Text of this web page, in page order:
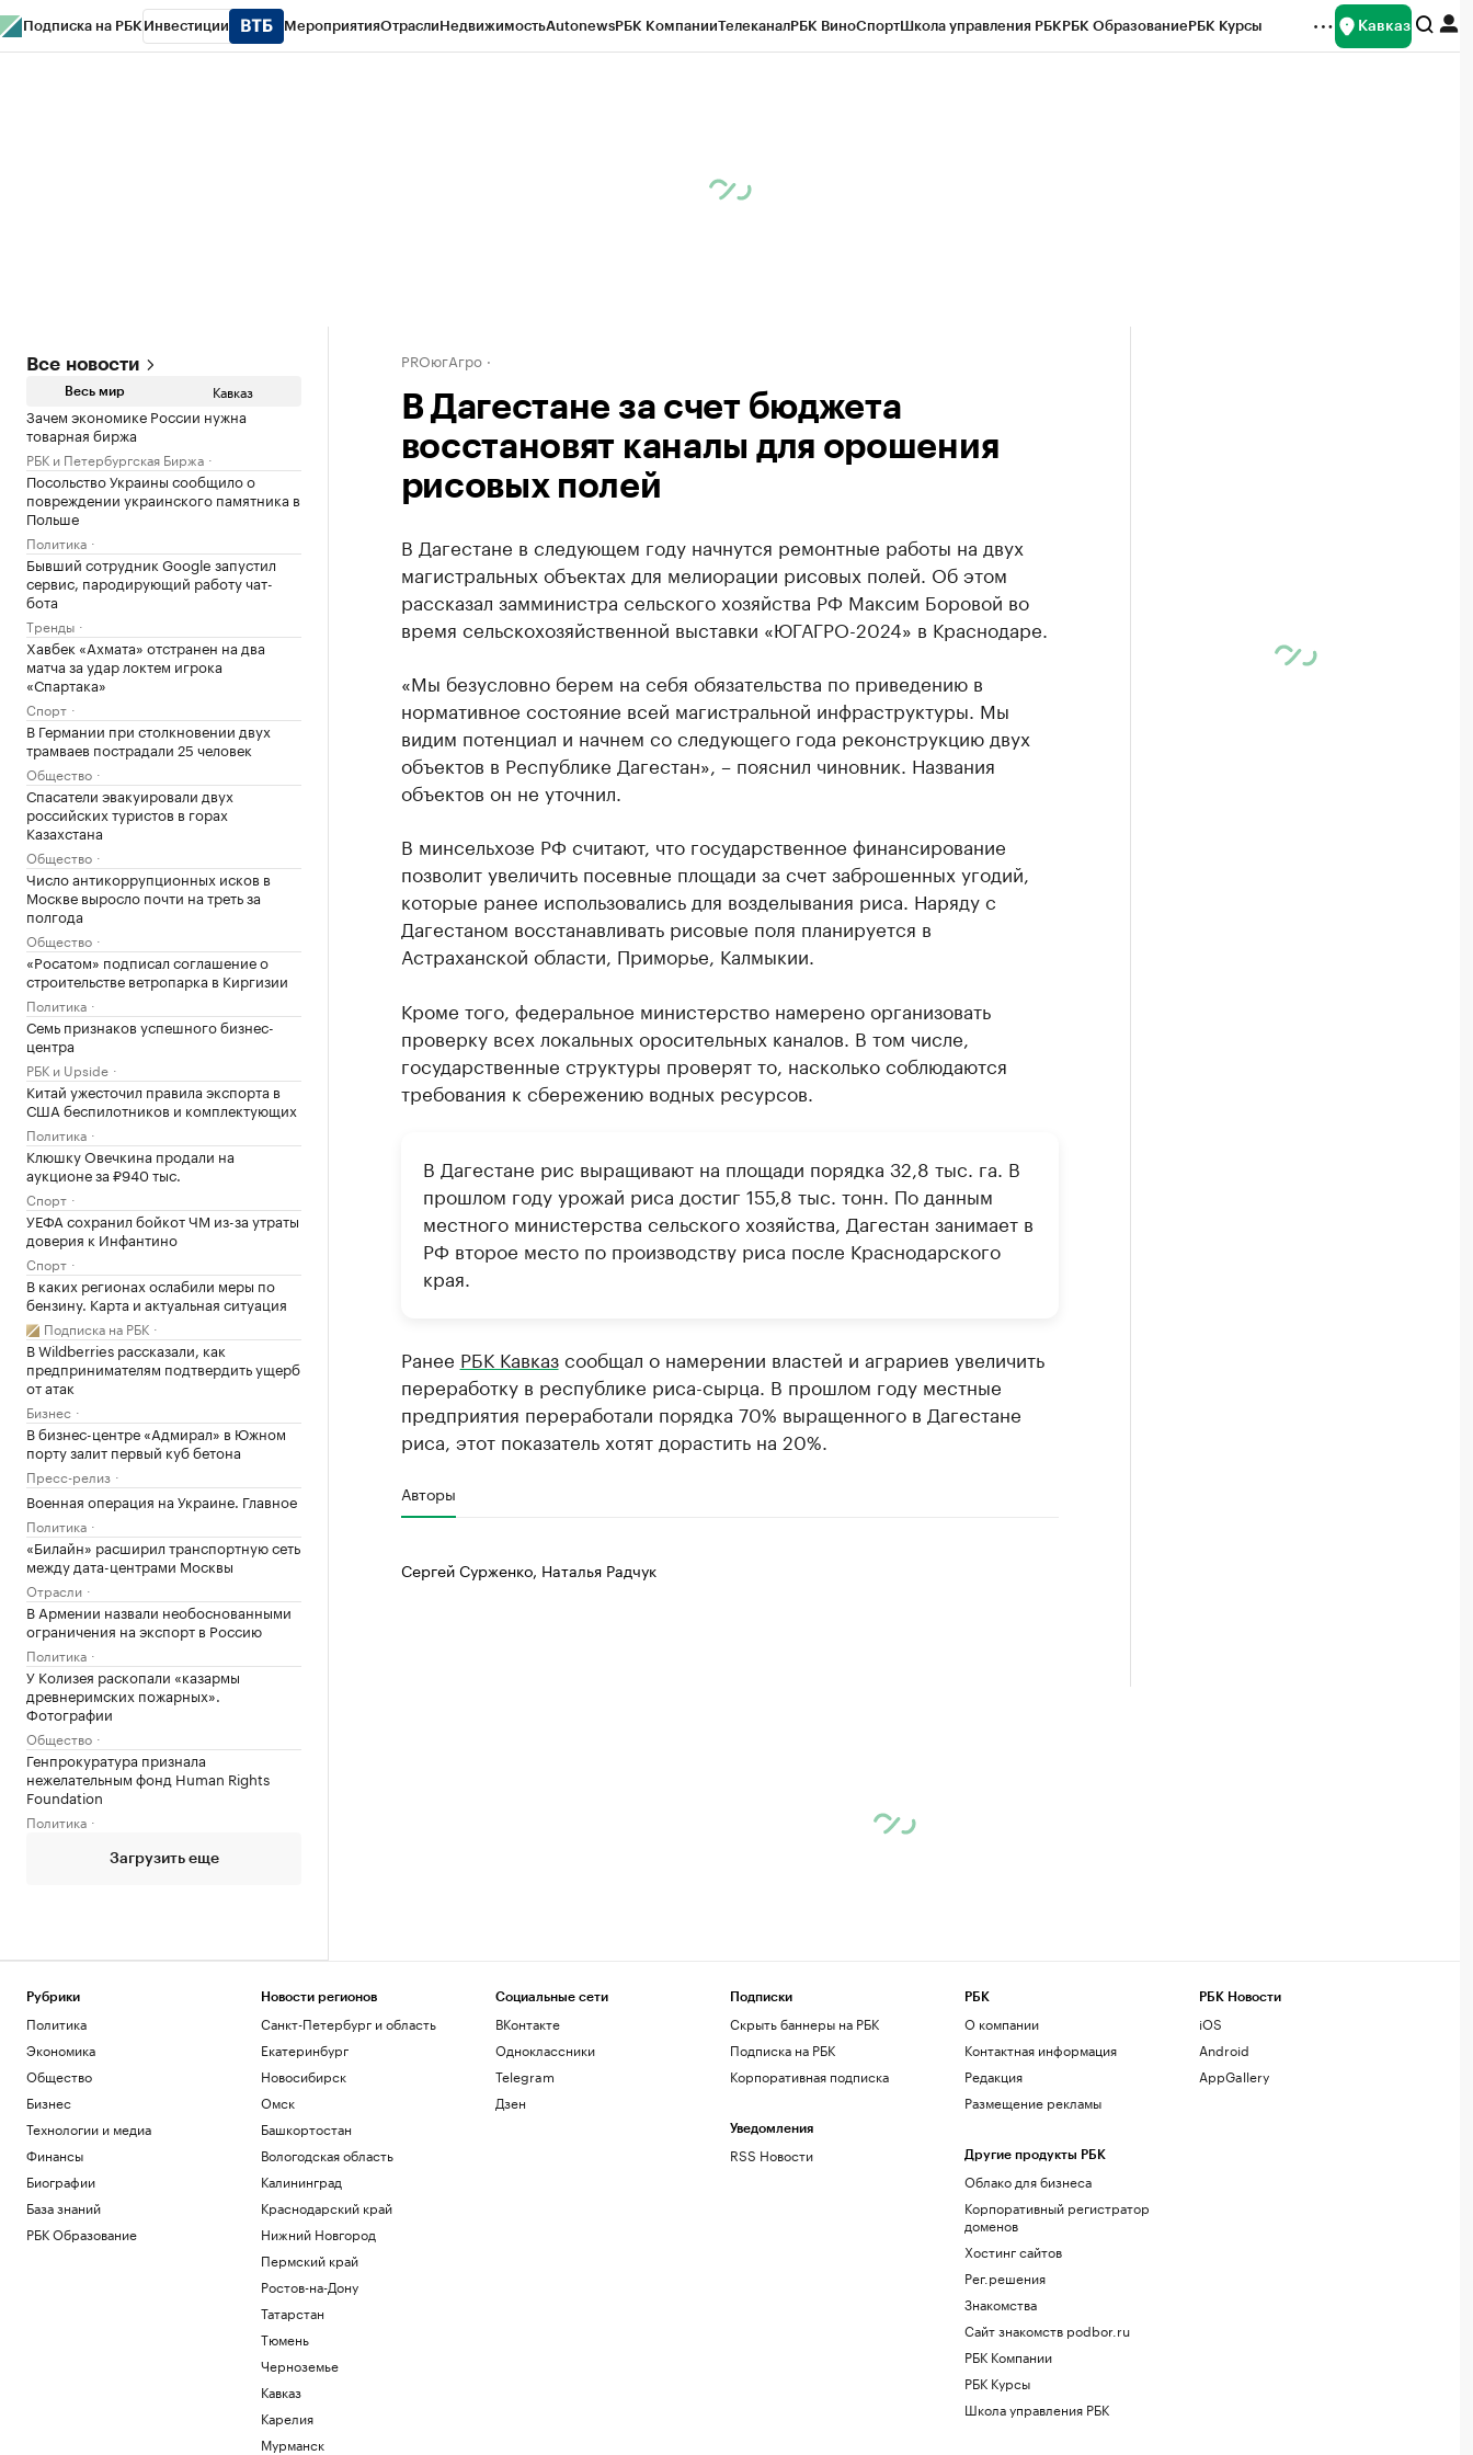
Подписка на РБК Инвестиции МероприятияОтраслиНедвижимостьAutonewsРБК КомпанииТелеканалРБК ВиноСпортШкола управления РБКРБК ОбразованиеРБК Курсы Кавказ
Все новости
Весь мир Кавказ
Зачем экономике России нужна
товарная биржа
РБК и Петербургская Биржа
Посольство Украины сообщило о
повреждении украинского памятника в
Польше
Политика
Бывший сотрудник Google запустил
сервис, пародирующий работу чат-
бота
Тренды
Хавбек «Ахмата» отстранен на два
матча за удар локтем игрока
«Спартака»
Спорт
В Германии при столкновении двух
трамваев пострадали 25 человек
Общество
Спасатели эвакуировали двух
российских туристов в горах
Казахстана
Общество
Число антикоррупционных исков в
Москве выросло почти на треть за
полгода
Общество
«Росатом» подписал соглашение о
строительстве ветропарка в Киргизии
Политика
Семь признаков успешного бизнес-
центра
РБК и Upside
Китай ужесточил правила экспорта в
США беспилотников и комплектующих
Политика
Клюшку Овечкина продали на
аукционе за ₽940 тыс.
Спорт
УЕФА сохранил бойкот ЧМ из-за утраты
доверия к Инфантино
Спорт
В каких регионах ослабили меры по
бензину. Карта и актуальная ситуация
Подписка на РБК
В Wildberries рассказали, как
предпринимателям подтвердить ущерб
от атак
Бизнес
В бизнес-центре «Адмирал» в Южном
порту залит первый куб бетона
Пресс-релиз
Военная операция на Украине. Главное
Политика
«Билайн» расширил транспортную сеть
между дата-центрами Москвы
Отрасли
В Армении назвали необоснованными
ограничения на экспорт в Россию
Политика
У Колизея раскопали «казармы
древнеримских пожарных».
Фотографии
Общество
Генпрокуратура признала
нежелательным фонд Human Rights
Foundation
Политика
Загрузить еще
PROюгАгро
В Дагестане за счет бюджета
восстановят каналы для орошения
рисовых полей
В Дагестане в следующем году начнутся ремонтные работы на двух
магистральных объектах для мелиорации рисовых полей. Об этом
рассказал замминистра сельского хозяйства РФ Максим Боровой во
время сельскохозяйственной выставки «ЮГАГРО-2024» в Краснодаре.
«Мы безусловно берем на себя обязательства по приведению в
нормативное состояние всей магистральной инфраструктуры. Мы
видим потенциал и начнем со следующего года реконструкцию двух
объектов в Республике Дагестан», – пояснил чиновник. Названия
объектов он не уточнил.
В минсельхозе РФ считают, что государственное финансирование
позволит увеличить посевные площади за счет заброшенных угодий,
которые ранее использовались для возделывания риса. Наряду с
Дагестаном восстанавливать рисовые поля планируется в
Астраханской области, Приморье, Калмыкии.
Кроме того, федеральное министерство намерено организовать
проверку всех локальных оросительных каналов. В том числе,
государственные структуры проверят то, насколько соблюдаются
требования к сбережению водных ресурсов.
В Дагестане рис выращивают на площади порядка 32,8 тыс. га. В
прошлом году урожай риса достиг 155,8 тыс. тонн. По данным
местного министерства сельского хозяйства, Дагестан занимает в
РФ второе место по производству риса после Краснодарского
края.
Ранее РБК Кавказсообщал о намерении властей и аграриев увеличить
переработку в республике риса-сырца. В прошлом году местные
предприятия переработали порядка 70% выращенного в Дагестане
риса, этот показатель хотят дорастить на 20%.
Авторы
Сергей Сурженко, Наталья Радчук
Рубрики
Политика
Экономика
Общество
Бизнес
Технологии и медиа
Финансы
Биографии
База знаний
РБК Образование
Новости регионов
Санкт-Петербург и область
Екатеринбург
Новосибирск
Омск
Башкортостан
Вологодская область
Калининград
Краснодарский край
Нижний Новгород
Пермский край
Ростов-на-Дону
Татарстан
Тюмень
Черноземье
Кавказ
Карелия
Мурманск
Социальные сети
ВКонтакте
Одноклассники
Telegram
Дзен
Подписки
Скрыть баннеры на РБК
Подписка на РБК
Корпоративная подписка
Уведомления
RSS Новости
РБК
О компании
Контактная информация
Редакция
Размещение рекламы
Другие продукты РБК
Облако для бизнеса
Корпоративный регистратор
доменов
Хостинг сайтов
Рег.решения
Знакомства
Сайт знакомств podbor.ru
РБК Компании
РБК Курсы
Школа управления РБК
РБК Новости
iOS
Android
AppGallery